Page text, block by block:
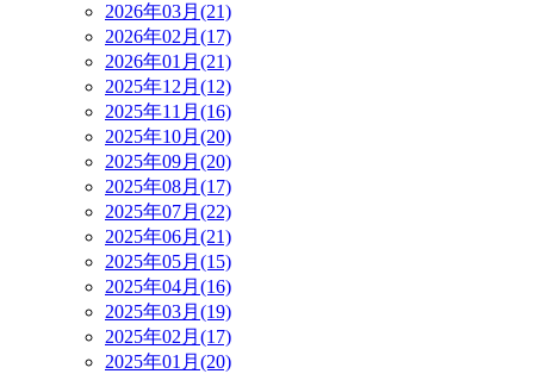
2026年03月(21)
2026年02月(17)
2026年01月(21)
2025年12月(12)
2025年11月(16)
2025年10月(20)
2025年09月(20)
2025年08月(17)
2025年07月(22)
2025年06月(21)
2025年05月(15)
2025年04月(16)
2025年03月(19)
2025年02月(17)
2025年01月(20)